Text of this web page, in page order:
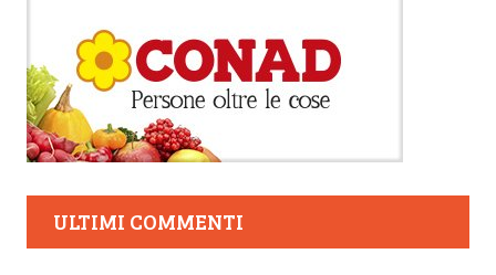
ULTIMI COMMENTI